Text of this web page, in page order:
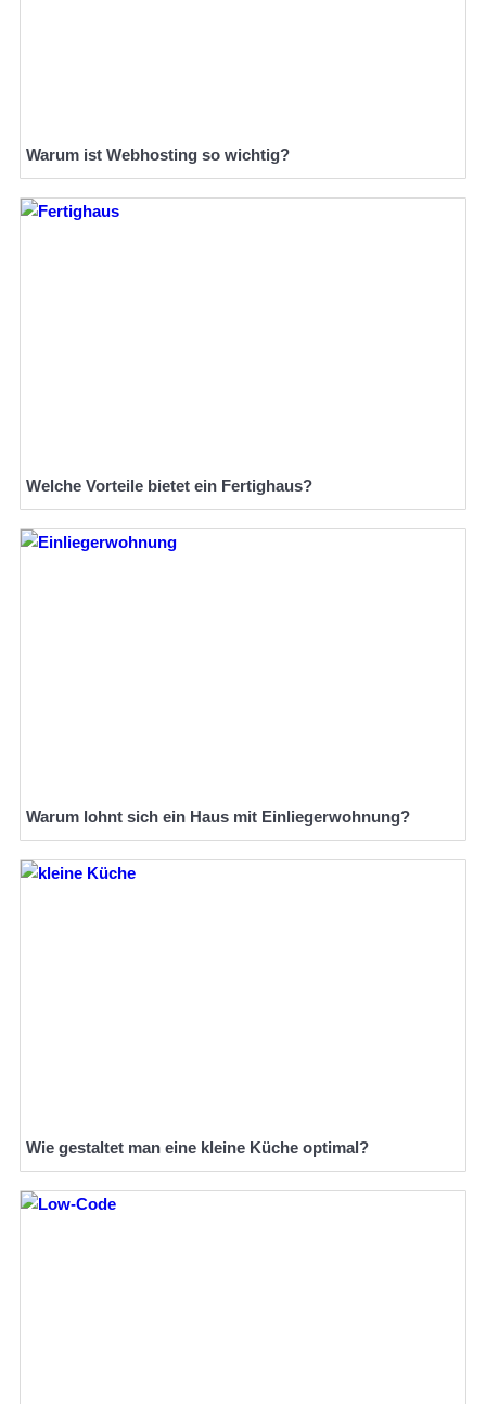
Warum ist Webhosting so wichtig?
Welche Vorteile bietet ein Fertighaus?
Warum lohnt sich ein Haus mit Einliegerwohnung?
Wie gestaltet man eine kleine Küche optimal?